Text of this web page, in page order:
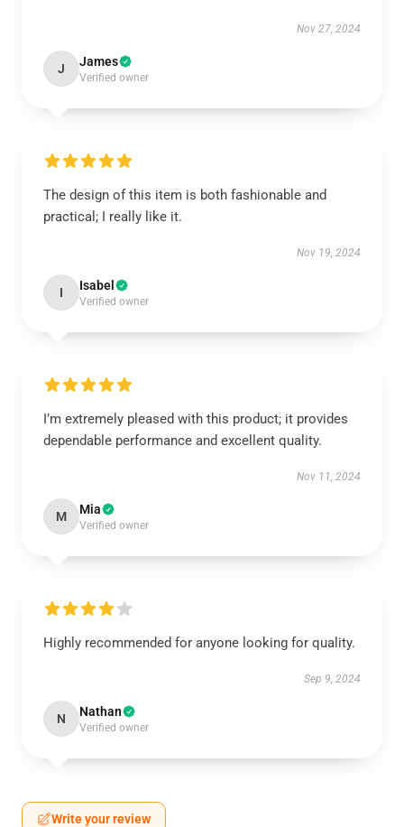
Nov 27, 2024
J James
Verified owner
The design of this item is both fashionable and
practical; I really like it.
Nov 19, 2024
I Isabel
Verified owner
I’m extremely pleased with this product; it provides
dependable performance and excellent quality.
Nov 11, 2024
M Mia
Verified owner
Highly recommended for anyone looking for quality.
Sep 9, 2024
N Nathan
Verified owner
Write your review